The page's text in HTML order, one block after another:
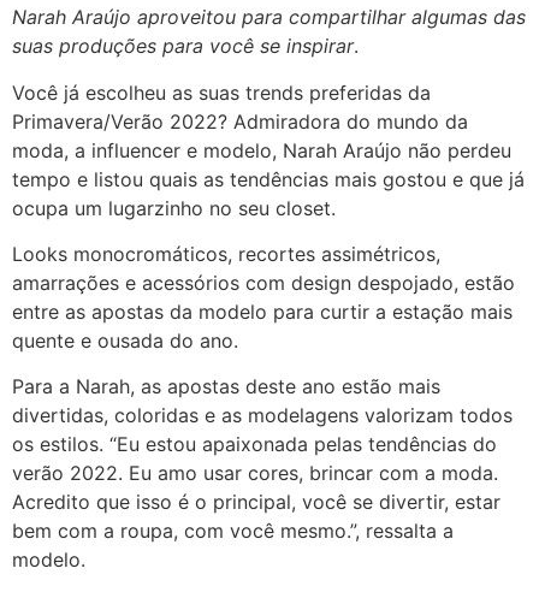
Narah Araújo aproveitou para compartilhar algumas das
suas produções para você se inspirar.
Você já escolheu as suas trends preferidas da
Primavera/Verão 2022? Admiradora do mundo da
moda, a influencer e modelo, Narah Araújo não perdeu
tempo e listou quais as tendências mais gostou e que já
ocupa um lugarzinho no seu closet.
Looks monocromáticos, recortes assimétricos,
amarrações e acessórios com design despojado, estão
entre as apostas da modelo para curtir a estação mais
quente e ousada do ano.
Para a Narah, as apostas deste ano estão mais
divertidas, coloridas e as modelagens valorizam todos
os estilos. “Eu estou apaixonada pelas tendências do
verão 2022. Eu amo usar cores, brincar com a moda.
Acredito que isso é o principal, você se divertir, estar
bem com a roupa, com você mesmo.”, ressalta a
modelo.